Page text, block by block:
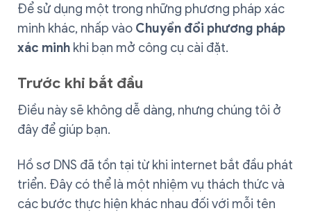
Để sử dụng một trong những phương pháp xác
minh khác, nhấp vào Chuyển đổi phương pháp
xác minh khi bạn mở công cụ cài đặt.
Trước khi bắt đầu
Điều này sẽ không dễ dàng, nhưng chúng tôi ở
đây để giúp bạn.
Hồ sơ DNS đã tồn tại từ khi internet bắt đầu phát
triển. Đây có thể là một nhiệm vụ thách thức và
các bước thực hiện khác nhau đối với mỗi tên